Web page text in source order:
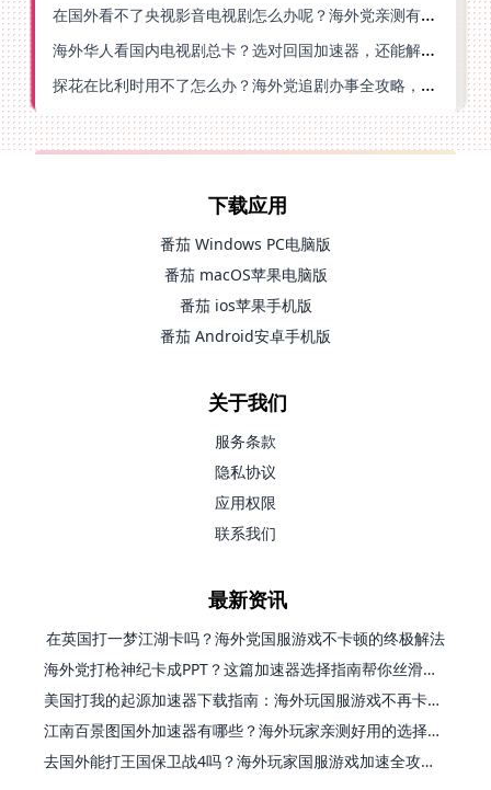
在国外看不了央视影音电视剧怎么办呢？海外党亲测有效的回国加速方案
海外华人看国内电视剧总卡？选对回国加速器，还能解决菲律宾打不开反诈中心的问题
探花在比利时用不了怎么办？海外党追剧办事全攻略，选对加速器就够了
下载应用
番茄 Windows PC电脑版
番茄 macOS苹果电脑版
番茄 ios苹果手机版
番茄 Android安卓手机版
关于我们
服务条款
隐私协议
应用权限
联系我们
最新资讯
在英国打一梦江湖卡吗？海外党国服游戏不卡顿的终极解法
海外党打枪神纪卡成PPT？这篇加速器选择指南帮你丝滑上分
美国打我的起源加速器下载指南：海外玩国服游戏不再卡的终极方案
江南百景图国外加速器有哪些？海外玩家亲测好用的选择与避坑指南
去国外能打王国保卫战4吗？海外玩家国服游戏加速全攻略（附公主连结幻想江湖实测）